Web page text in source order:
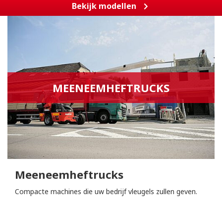
Bekijk modellen
MEENEEMHEFTRUCKS
Meeneemheftrucks
Compacte machines die uw bedrijf vleugels zullen geven.